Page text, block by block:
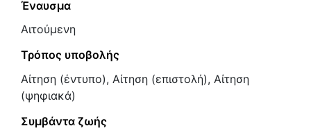
Έναυσμα
Αιτούμενη
Τρόπος υποβολής
Αίτηση (έντυπο), Αίτηση (επιστολή), Αίτηση
(ψηφιακά)
Συμβάντα ζωής